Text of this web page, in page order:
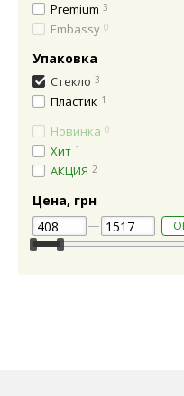
Premium 3
Embassy 0
Упаковка
Стекло 3
Пластик 1
Новинка 0
Хит 1
АКЦИЯ 2
Цена, грн